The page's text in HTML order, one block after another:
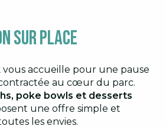
sur place
vous accueille pour une pause
au cœur du parc.
poke bowls et desserts
une offre simple et
les envies.